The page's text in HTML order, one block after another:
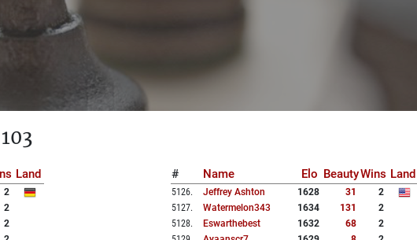
Land
2
2
2
# Name Elo BeautyWins Land
5126. Jeffrey Ashton 1628 31
2
5127. Watermelon343 1634 131
2
5128. Eswarthebest 1632 68
2